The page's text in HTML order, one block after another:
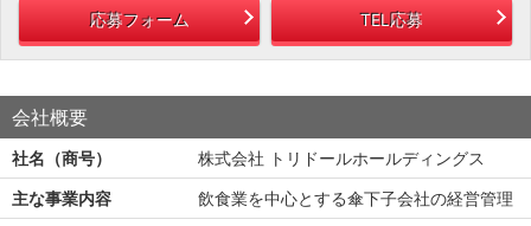
応募フォーム TEL応募
会社概要
社名（商号）
株式会社 トリドールホールディングス
主な事業内容
飲食業を中心とする傘下子会社の経営管理